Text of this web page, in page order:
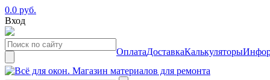
0.0 руб.
Вход
ОплатаДоставкаКалькуляторы